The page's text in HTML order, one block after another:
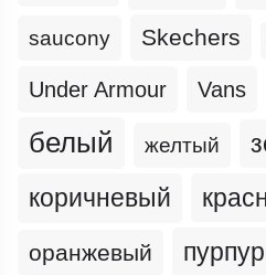
saucony Skechers
Under Armour Vans
белый желтый
коричневый
оранжевый